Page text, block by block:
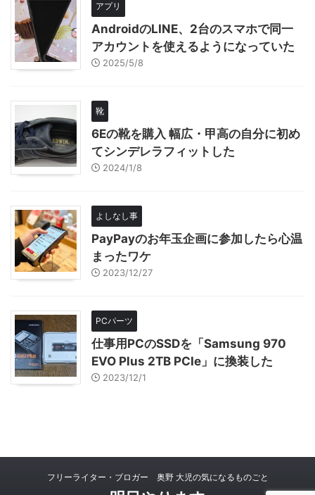
アプリ
AndroidのLINE、2台のスマホで同一
アカウントを使えるようになっていた
2025/5/8
靴
6Eの靴を購入 幅広・甲高の自分に初め
てシンデレラフィットした
2024/1/8
よしなし事
PayPayのお年玉企画に参加したら心温
まったワケ
2023/12/27
PCパーツ
仕事用PCのSSDを「Samsung 970
EVO Plus 2TB PCIe」に換装した
2023/12/1
フリーライター・ブロガー 奥野 大児の気になるものごと